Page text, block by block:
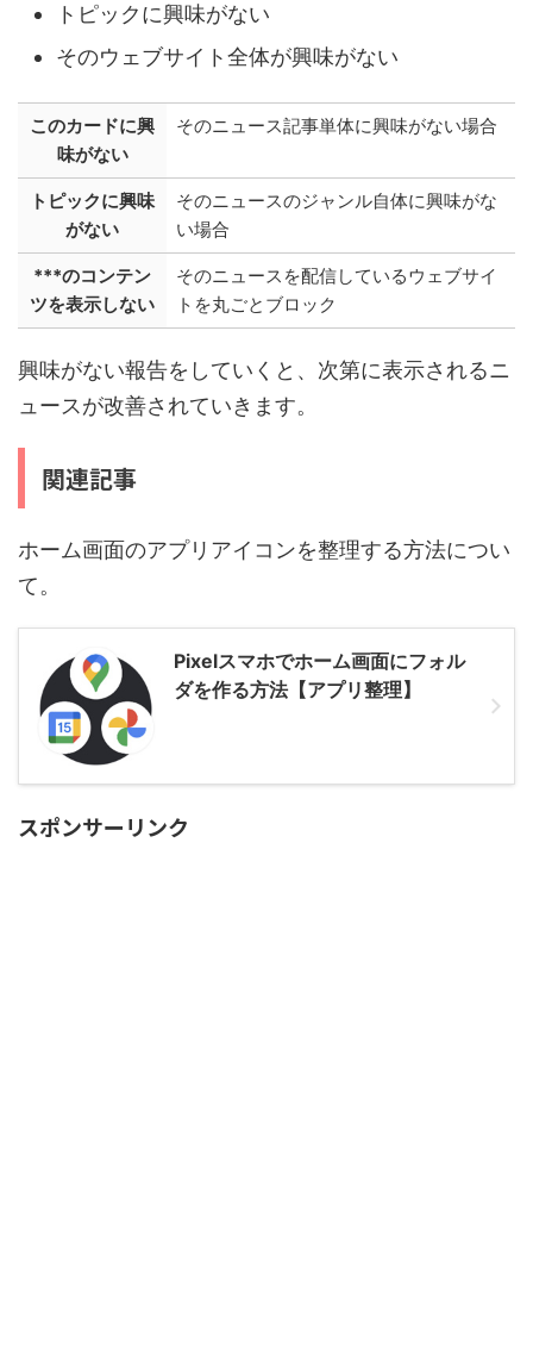
トピックに興味がない
そのウェブサイト全体が興味がない
このカードに興
味がない
そのニュース記事単体に興味がない場合
トピックに興味
がない
そのニュースのジャンル自体に興味がな
い場合
***のコンテン
ツを表示しない
そのニュースを配信しているウェブサイ
トを丸ごとブロック
興味がない報告をしていくと、次第に表示されるニ
ュースが改善されていきます。
関連記事
ホーム画面のアプリアイコンを整理する方法につい
て。
Pixelスマホでホーム画面にフォル
ダを作る方法【アプリ整理】
スポンサーリンク